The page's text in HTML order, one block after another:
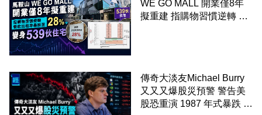
WE GO MALL 開業僅8年
擬重建 指購物習慣逆轉 餐
傳奇大淡友Michael Burry
又又又爆股災預警 警告美
股恐重演 1987 年式暴跌 企